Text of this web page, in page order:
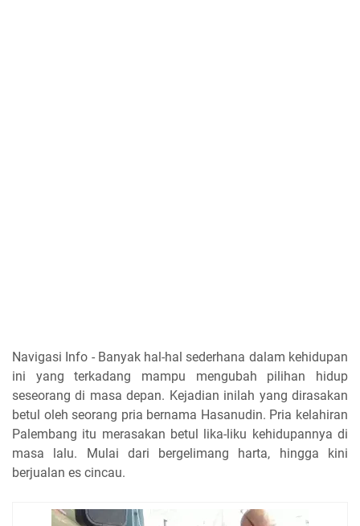
Navigasi Info - Banyak hal-hal sederhana dalam kehidupan
ini yang terkadang mampu mengubah pilihan hidup
seseorang di masa depan. Kejadian inilah yang dirasakan
betul oleh seorang pria bernama Hasanudin. Pria kelahiran
Palembang itu merasakan betul lika-liku kehidupannya di
masa lalu. Mulai dari bergelimang harta, hingga kini
berjualan es cincau.